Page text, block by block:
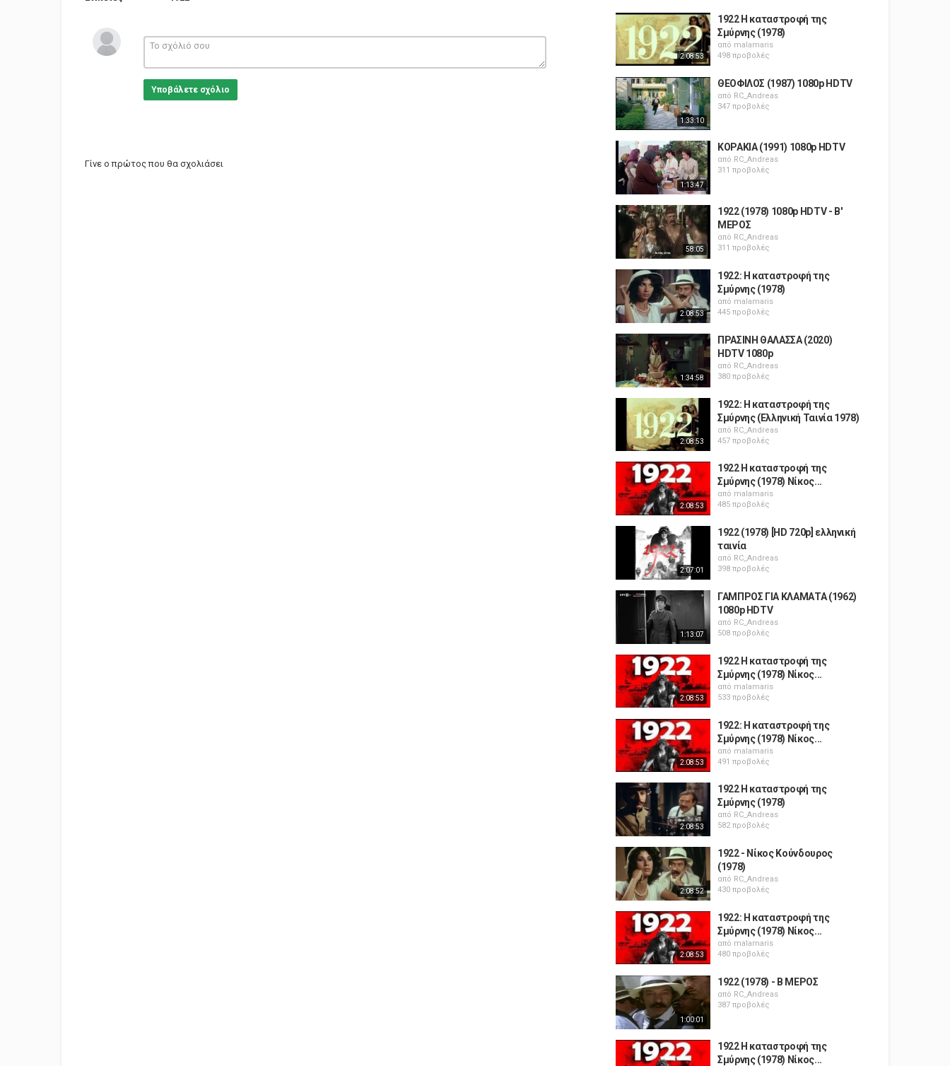
Υποβάλετε σχόλιο
Γίνε ο πρώτος που θα σχολιάσει
2:08:53
1922 Η καταστροφή της
Σμύρνης (1978)
από malamaris
498 προβολές
1:33:10
ΘΕΟΦΙΛΟΣ (1987) 1080p HDTV
από RC_Andreas
347 προβολές
1:13:47
ΚΟΡΑΚΙΑ (1991) 1080p HDTV
από RC_Andreas
311 προβολές
58:05
1922 (1978) 1080p HDTV - Β'
ΜΕΡΟΣ
από RC_Andreas
311 προβολές
2:08:53
1922: Η καταστροφή της
Σμύρνης (1978)
από malamaris
445 προβολές
1:34:58
ΠΡΑΣΙΝΗ ΘΑΛΑΣΣΑ (2020)
HDTV 1080p
από RC_Andreas
380 προβολές
2:08:53
1922: Η καταστροφή της
Σμύρνης (Ελληνική Ταινία 1978)
από RC_Andreas
457 προβολές
2:08:53
1922 Η καταστροφή της
Σμύρνης (1978) Νίκος...
από malamaris
485 προβολές
2:07:01
1922 (1978) [HD 720p] ελληνική
ταινία
από RC_Andreas
398 προβολές
1:13:07
ΓΑΜΠΡΟΣ ΓΙΑ ΚΛΑΜΑΤΑ (1962)
1080p HDTV
από RC_Andreas
508 προβολές
2:08:53
1922 Η καταστροφή της
Σμύρνης (1978) Νίκος...
από malamaris
533 προβολές
2:08:53
1922: Η καταστροφή της
Σμύρνης (1978) Νίκος...
από malamaris
491 προβολές
2:08:53
1922 Η καταστροφή της
Σμύρνης (1978)
από RC_Andreas
582 προβολές
2:08:52
1922 - Νίκος Κούνδουρος
(1978)
από RC_Andreas
430 προβολές
2:08:53
1922: Η καταστροφή της
Σμύρνης (1978) Νίκος...
από malamaris
480 προβολές
1:00:01
1922 (1978) - Β ΜΕΡΟΣ
από RC_Andreas
387 προβολές
1922 Η καταστροφή της
Σμύρνης (1978) Νίκος...